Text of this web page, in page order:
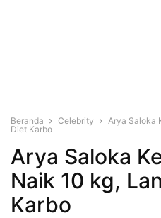
Beranda Celebrity
Arya Saloka
Diet Karbo
Arya Saloka
Naik 10 kg,
Karbo